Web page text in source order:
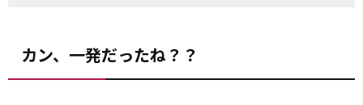
カン、一発だったね？？